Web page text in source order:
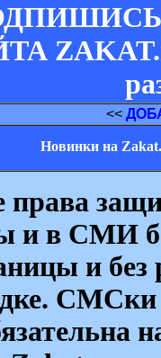
<<
Новинки на
и в СМИ
и без
СМСки